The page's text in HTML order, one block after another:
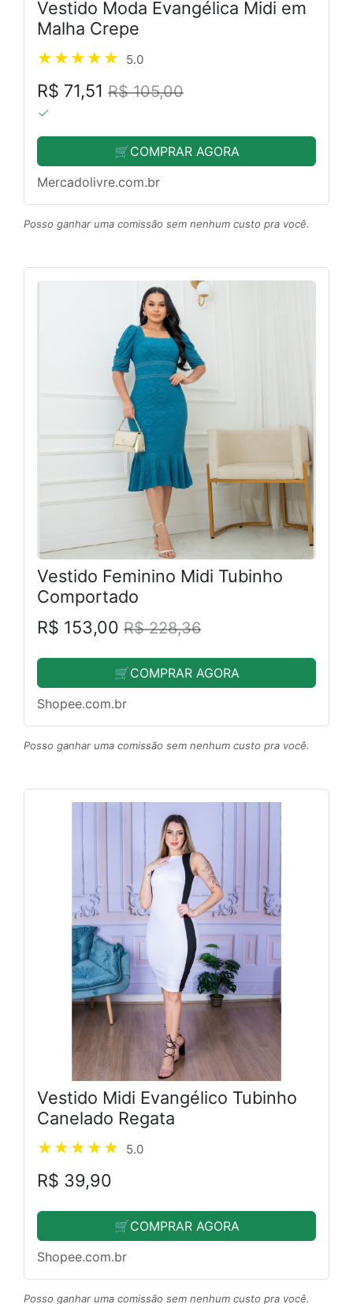
Vestido Moda Evangélica Midi em
Malha Crepe
5.0
R$ 71,51 R$ 105,00
🛒COMPRAR AGORA
Mercadolivre.com.br
Posso ganhar uma comissão sem nenhum custo pra você.
Vestido Feminino Midi Tubinho
Comportado
R$ 153,00 R$ 228,36
🛒COMPRAR AGORA
Shopee.com.br
Posso ganhar uma comissão sem nenhum custo pra você.
Vestido Midi Evangélico Tubinho
Canelado Regata
5.0
R$ 39,90
🛒COMPRAR AGORA
Shopee.com.br
Posso ganhar uma comissão sem nenhum custo pra você.